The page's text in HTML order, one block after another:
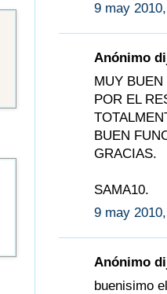
9 may
Anónimo
MUY
POR EL
BUEN
GRACIAS.
SAMA10.
9 may
Anónimo
buenisimo